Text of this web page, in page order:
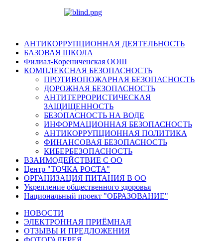
АНТИКОРРУПЦИОННАЯ ДЕЯТЕЛЬНОСТЬ
БАЗОВАЯ ШКОЛА
Филиал-Корениченская ООШ
КОМПЛЕКСНАЯ БЕЗОПАСНОСТЬ
ПРОТИВОПОЖАРНАЯ БЕЗОПАСНОСТЬ
ДОРОЖНАЯ БЕЗОПАСНОСТЬ
АНТИТЕРРОРИСТИЧЕСКАЯ
ЗАЩИЩЕННОСТЬ
БЕЗОПАСНОСТЬ НА ВОДЕ
ИНФОРМАЦИОННАЯ БЕЗОПАСНОСТЬ
АНТИКОРРУПЦИОННАЯ ПОЛИТИКА
ФИНАНСОВАЯ БЕЗОПАСНОСТЬ
КИБЕРБЕЗОПАСНОСТЬ
ВЗАИМОДЕЙСТВИЕ С ОО
Центр "ТОЧКА РОСТА"
ОРГАНИЗАЦИЯ ПИТАНИЯ В ОО
Укрепление общественного здоровья
Национальный проект "ОБРАЗОВАНИЕ"
НОВОСТИ
ЭЛЕКТРОННАЯ ПРИЁМНАЯ
ОТЗЫВЫ И ПРЕДЛОЖЕНИЯ